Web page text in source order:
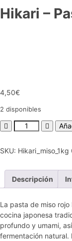
Hikari –
4,50€
2 disponibles
SKU: Hikari_miso_1kg
Descripción
La pasta de miso
cocina japonesa
profundo y umami,
fermentación natural.